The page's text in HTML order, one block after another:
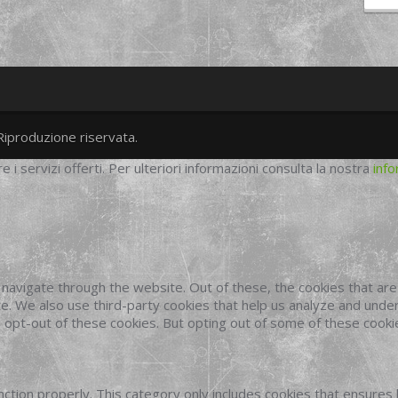
twittergoogleplus
facebook
riservata.
i servizi offerti. Per ulteriori informazioni consulta la nostra
through the website. Out of these, the cookies that
also use third-party cookies that help us analyze and
out of these cookies. But opting out of some of these
properly. This category only includes cookies that